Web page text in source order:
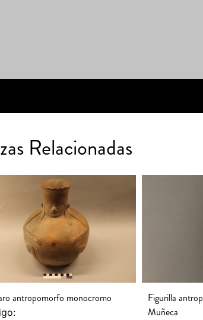
Relacionadas
antropomorfo monocromo
Figurilla
Muñeca